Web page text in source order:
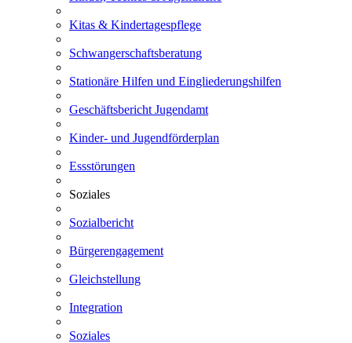
Kitas & Kindertagespflege
Schwangerschaftsberatung
Stationäre Hilfen und Eingliederungshilfen
Geschäftsbericht Jugendamt
Kinder- und Jugendförderplan
Essstörungen
Soziales
Sozialbericht
Bürgerengagement
Gleichstellung
Integration
Soziales